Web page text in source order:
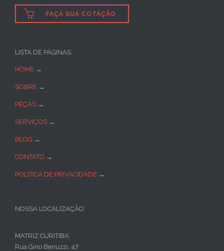
 FAÇA SUA COTAÇÃO
LISTA DE PÁGINAS
HOME →
SOBRE →
PEÇAS →
SERVIÇOS →
BLOG →
CONTATO →
POLÍTICA DE PRIVACIDADE →
NOSSA LOCALIZAÇÃO:
MATRIZ CURITIBA:
Rua Gino Benuzzi, 47